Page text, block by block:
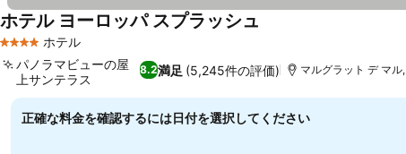
4 ホテルのランク
ホテル
ホテル ヨーロッパ スプラッシュ
8.2満足 (5,245件の評価)
パノラマビューの屋
上サンテラス
マルグラット デ マ
正確な料金を確認するには日付を選択してください